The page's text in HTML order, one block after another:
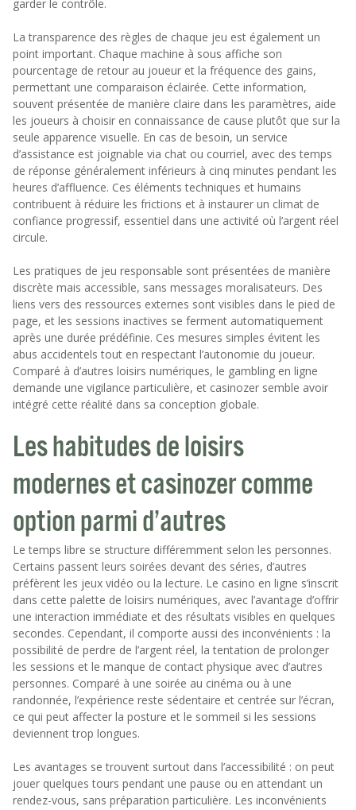
garder le contrôle.
La transparence des règles de chaque jeu est également un
point important. Chaque machine à sous affiche son
pourcentage de retour au joueur et la fréquence des gains,
permettant une comparaison éclairée. Cette information,
souvent présentée de manière claire dans les paramètres, aide
les joueurs à choisir en connaissance de cause plutôt que sur la
seule apparence visuelle. En cas de besoin, un service
d’assistance est joignable via chat ou courriel, avec des temps
de réponse généralement inférieurs à cinq minutes pendant les
heures d’affluence. Ces éléments techniques et humains
contribuent à réduire les frictions et à instaurer un climat de
confiance progressif, essentiel dans une activité où l’argent réel
circule.
Les pratiques de jeu responsable sont présentées de manière
discrète mais accessible, sans messages moralisateurs. Des
liens vers des ressources externes sont visibles dans le pied de
page, et les sessions inactives se ferment automatiquement
après une durée prédéfinie. Ces mesures simples évitent les
abus accidentels tout en respectant l’autonomie du joueur.
Comparé à d’autres loisirs numériques, le gambling en ligne
demande une vigilance particulière, et casinozer semble avoir
intégré cette réalité dans sa conception globale.
Les habitudes de loisirs
modernes et casinozer comme
option parmi d’autres
Le temps libre se structure différemment selon les personnes.
Certains passent leurs soirées devant des séries, d’autres
préfèrent les jeux vidéo ou la lecture. Le casino en ligne s’inscrit
dans cette palette de loisirs numériques, avec l’avantage d’offrir
une interaction immédiate et des résultats visibles en quelques
secondes. Cependant, il comporte aussi des inconvénients : la
possibilité de perdre de l’argent réel, la tentation de prolonger
les sessions et le manque de contact physique avec d’autres
personnes. Comparé à une soirée au cinéma ou à une
randonnée, l’expérience reste sédentaire et centrée sur l’écran,
ce qui peut affecter la posture et le sommeil si les sessions
deviennent trop longues.
Les avantages se trouvent surtout dans l’accessibilité : on peut
jouer quelques tours pendant une pause ou en attendant un
rendez-vous, sans préparation particulière. Les inconvénients